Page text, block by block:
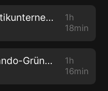
OMR #505 mit Kosmetikunternehmerin Christina Oster-Daum
1h
18min
OMR #504 mit Lieferando-Gründer und Talon-One-CEO Christoph Gerber
1h
16min